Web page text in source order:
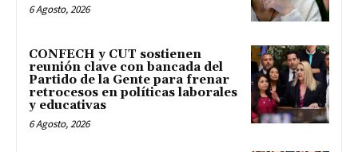
6 Agosto, 2026
CONFECH y CUT sostienen
reunión clave con bancada del
Partido de la Gente para frenar
retrocesos en políticas laborales
y educativas
6 Agosto, 2026